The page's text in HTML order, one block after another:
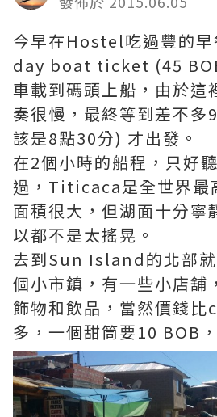
今早在Hostel吃過豐的早
day boat ticket (45
車載到碼頭上船，由於這
奏很慢，最終等到差不多
該是8點30分) 才出發。
在2個小時的船程，只好
過，Titicaca是全世界最
面積很大，但湖面十分寧
以都不是太搖晃。
去到Sun Island的北部
個小市鎮，有一些小店舖
飾物和飲品，當然價錢
多，一個甜筒要10 BOB，